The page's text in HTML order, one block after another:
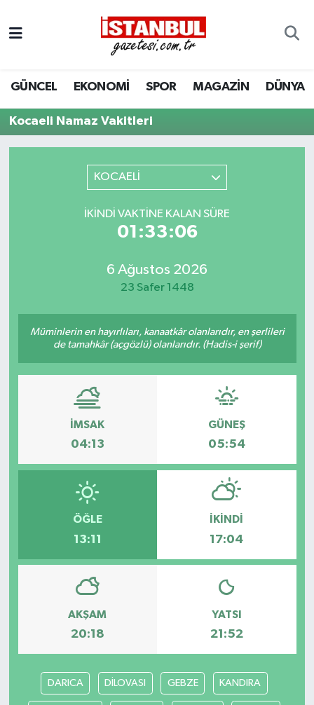
GÜNCEL EKONOMİ SPOR MAGAZİN DÜNYA
Kocaeli Namaz Vakitleri
KOCAELİ
İKINDI VAKTINE KALAN SÜRE
01:33:06
6 Ağustos 2026
23 Safer 1448
Müminlerin en hayırlıları, kanaatkâr olanlarıdır, en şerlileri
de tamahkâr (açgözlü) olanlarıdır. (Hadis-i şerif)
İMSAK
04:13
GÜNEŞ
05:54
ÖĞLE
13:11
İKINDI
17:04
AKŞAM
20:18
YATSI
21:52
DARICA DİLOVASI GEBZE KANDIRA
EKONOMİ
İSTANBUL
KÜLTÜR SANAT
BİLİM VE TEKNOLOJİ
OTOMOBİL
KURUMSAL
Nöbetçi Eczaneler
Hava Durumu
Trafik Durumu
Son Dakika Haberleri